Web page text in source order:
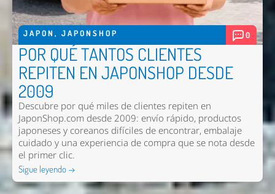
JAPON , JAPONSHOP 0
POR QUÉ TANTOS CLIENTES
REPITEN EN JAPONSHOP DESDE
2009
Descubre por qué miles de clientes repiten en
JaponShop.com desde 2009: envío rápido, productos
japoneses y coreanos difíciles de encontrar, embalaje
cuidado y una experiencia de compra que se nota desde
el primer clic.
Sigue leyendo →
Nombre *
Email *
Comentario *